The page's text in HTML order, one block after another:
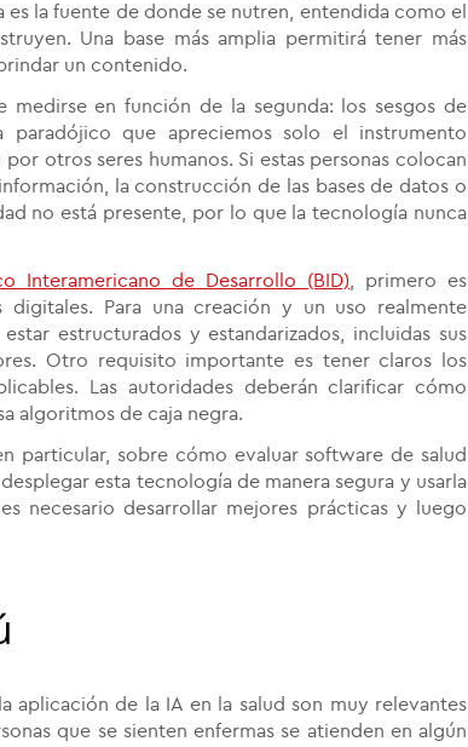
es la fuente de donde se nutren, entendida como el
Una base más amplia permitirá tener más
un contenido.
medirse en función de la segunda: los sesgos de
paradójico que apreciemos solo el instrumento
otros seres humanos. Si estas personas colocan
la construcción de las bases de datos o
no está presente, por lo que la tecnología nunca
Interamericano de Desarrollo (BID) , primero es
Para una creación y un uso realmente
estructurados y estandarizados, incluidas sus
Otro requisito importante es tener claros los
Las autoridades deberán clarificar cómo
algoritmos de caja negra.
particular, sobre cómo evaluar software de salud
esta tecnología de manera segura y usarla
necesario desarrollar mejores prácticas y luego
aplicación de la IA en la salud son muy relevantes
que se sienten enfermas se atienden en algún